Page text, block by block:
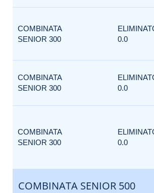
COMBINATA
SENIOR 300
0.0
COMBINATA
SENIOR 300
0.0
COMBINATA
SENIOR 300
0.0
COMBINATA SENIOR 500